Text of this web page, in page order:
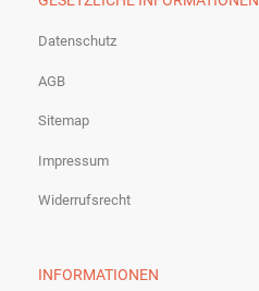
Datenschutz
AGB
Sitemap
Impressum
Widerrufsrecht
INFORMATIONEN